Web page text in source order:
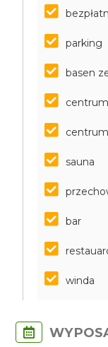
parking
basen
sauna
bar
winda